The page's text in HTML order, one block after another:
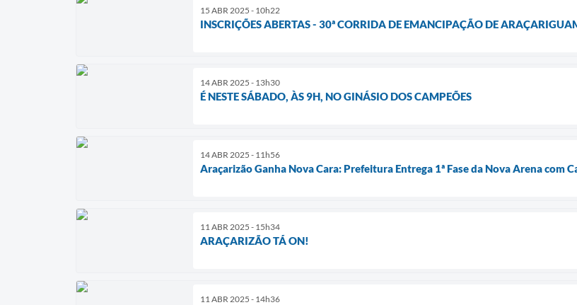
15 ABR 2025 - 10h22
INSCRIÇÕES ABERTAS - 30ª CORRIDA DE EMANCIPAÇÃO DE
14 ABR 2025 - 13h30
É NESTE SÁBADO, ÀS 9H, NO GINÁSIO DOS CAMPEÕES
14 ABR 2025 - 11h56
Araçarizão Ganha Nova Cara: Prefeitura Entrega 1ª Fase da Nova Arena com
11 ABR 2025 - 15h34
ARAÇARIZÃO TÁ ON!
11 ABR 2025 - 14h36